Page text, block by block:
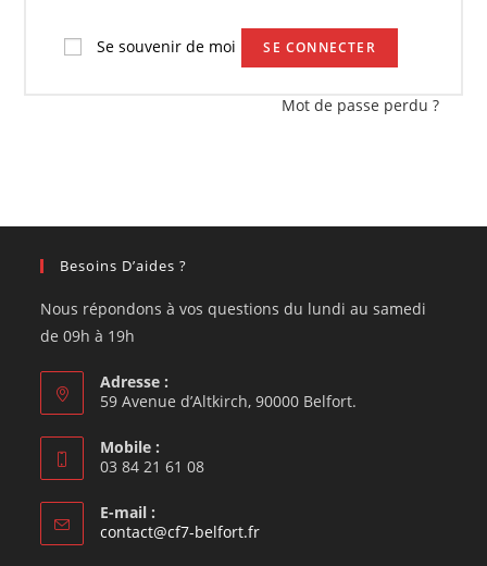
Se souvenir de moi SE CONNECTER
Mot de passe perdu ?
Besoins D’aides ?
Nous répondons à vos questions du lundi au samedi
de 09h à 19h
Adresse :
59 Avenue d’Altkirch, 90000 Belfort.
Mobile :
03 84 21 61 08
E-mail :
contact@cf7-belfort.fr